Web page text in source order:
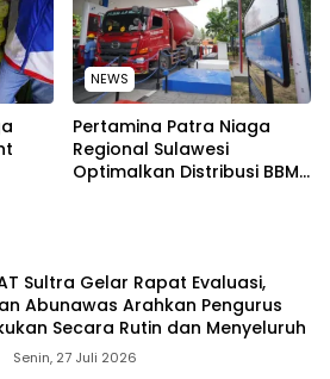
NEWS
Pertamina Patra Niaga
Regional Sulawesi
Optimalkan Distribusi BBM
Sultra Gelar Rapat Evaluasi,
Abunawas Arahkan Pengurus
Secara Rutin dan Menyeluruh
Senin, 27 Juli 2026